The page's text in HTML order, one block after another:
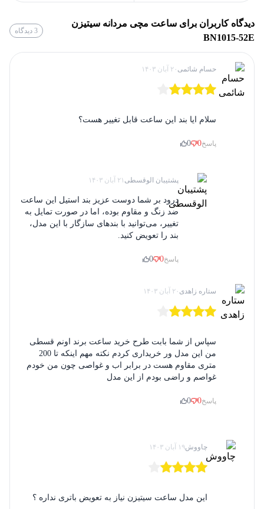
تکنولوژی ساخت اکودرایو (شارژ نوری)
جنس شیشه
ندارد
مچی قسطی به سایت الوقسطی مراجعه کنید.دیدگاه کاربران برای ساعت مچی مردانه سیتیزن
BN1015-52E
3 دیدگاه
حسام شائمی ۲۰ آبان ۱۴۰۳
سلام ایا بند این ساعت قابل تغییر هست؟
پاسخ0
0
پشتیبان الوقسطی ۲۱ آبان ۱۴۰۳
درود بر شما دوست عزیز بند استیل این ساعت
ضد زنگ و مقاوم بوده، اما در صورت تمایل به
تغییر، می‌توانید با بندهای سازگار با این مدل،
بند را تعویض کنید.
پاسخ0
0
ستاره زاهدی ۲۰ آبان ۱۴۰۳
سپاس از شما بابت طرح خرید ساعت برند اونم قسطی
من این مدل ور خریداری کردم نکته مهم اینکه تا 200
متری مقاوم هست در برابر اب و غواصی چون من خودم
غواصم و راضی بودم از این مدل
پاسخ0
0
چاووش۱۹ آبان ۱۴۰۳
این مدل ساعت سیتیزن نیاز به تعویض باتری نداره ؟